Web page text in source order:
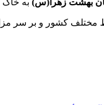
مختلف کشور و بر سر